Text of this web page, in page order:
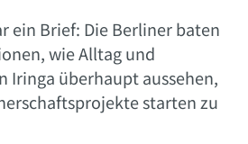
ein Brief: Die Berliner baten
wie Alltag und
Iringa überhaupt aussehen,
starten zu